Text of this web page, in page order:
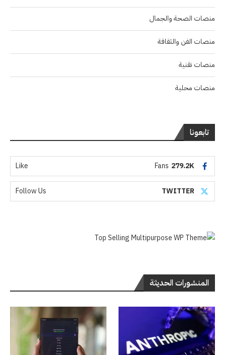
منصات الصحة والجمال
منصات الفن والثقافة
منصات تقنية
منصات محلية
تابعونا
279.2K
Fans
Like
TWITTER
Follow Us
المنشورات الحديثة